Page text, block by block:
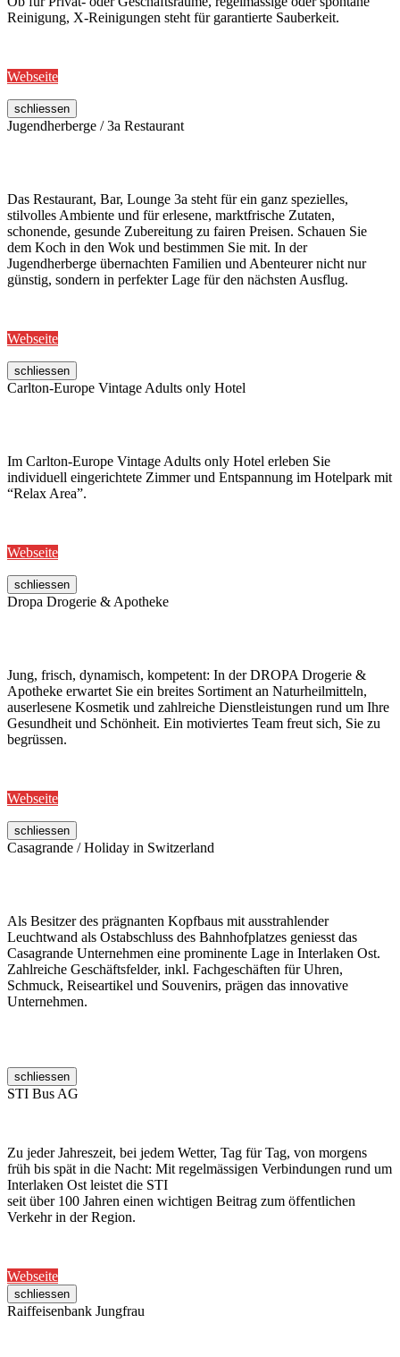
Reinigung, X-Reinigungen steht für garantierte Sauberkeit.
Webseite
schliessen
Jugendherberge / 3a Restaurant
Das Restaurant, Bar, Lounge 3a steht für ein ganz spezielles,
stilvolles Ambiente und für erlesene, marktfrische Zutaten,
schonende, gesunde Zubereitung zu fairen Preisen. Schauen Sie
dem Koch in den Wok und bestimmen Sie mit. In der
Jugendherberge übernachten Familien und Abenteurer nicht nur
günstig, sondern in perfekter Lage für den nächsten Ausflug.
Webseite
schliessen
Carlton-Europe Vintage Adults only Hotel
Im Carlton-Europe Vintage Adults only Hotel erleben Sie
individuell eingerichtete Zimmer und Entspannung im Hotelpark mit
“Relax Area”.
Webseite
schliessen
Dropa Drogerie & Apotheke
Jung, frisch, dynamisch, kompetent: In der DROPA Drogerie &
Apotheke erwartet Sie ein breites Sortiment an Naturheilmitteln,
auserlesene Kosmetik und zahlreiche Dienstleistungen rund um Ihre
Gesundheit und Schönheit. Ein motiviertes Team freut sich, Sie zu
begrüssen.
Webseite
schliessen
Casagrande / Holiday in Switzerland
Als Besitzer des prägnanten Kopfbaus mit ausstrahlender
Leuchtwand als Ostabschluss des Bahnhofplatzes geniesst das
Casagrande Unternehmen eine prominente Lage in Interlaken Ost.
Zahlreiche Geschäftsfelder, inkl. Fachgeschäften für Uhren,
Schmuck, Reiseartikel und Souvenirs, prägen das innovative
Unternehmen.
schliessen
STI Bus AG
Zu jeder Jahreszeit, bei jedem Wetter, Tag für Tag, von morgens
früh bis spät in die Nacht: Mit regelmässigen Verbindungen rund um
Interlaken Ost leistet die STI
seit über 100 Jahren einen wichtigen Beitrag zum öffentlichen
Verkehr in der Region.
Webseite
schliessen
Raiffeisenbank Jungfrau